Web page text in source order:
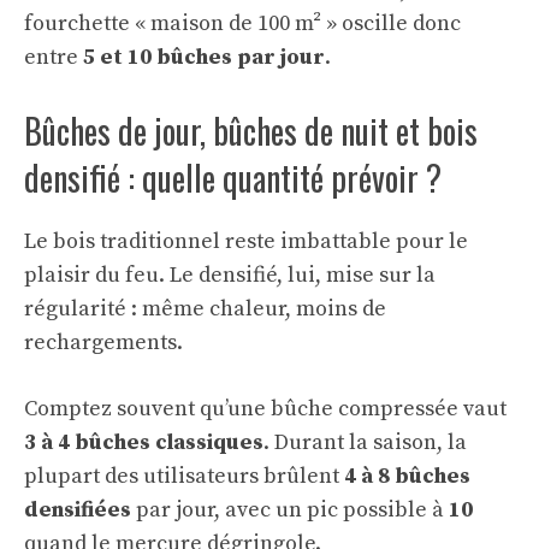
fourchette « maison de 100 m² » oscille donc
entre 5 et 10 bûches par jour.
Bûches de jour, bûches de nuit et bois
densifié : quelle quantité prévoir ?
Le bois traditionnel reste imbattable pour le
plaisir du feu. Le densifié, lui, mise sur la
régularité : même chaleur, moins de
rechargements.
Comptez souvent qu’une bûche compressée vaut
3 à 4 bûches classiques. Durant la saison, la
plupart des utilisateurs brûlent 4 à 8 bûches
densifiées par jour, avec un pic possible à 10